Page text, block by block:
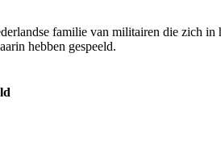
familie van militairen die zich
hebben gespeeld.